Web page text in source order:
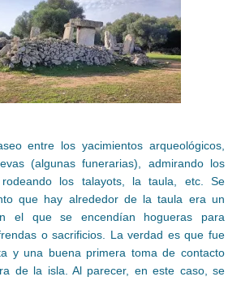
entre los yacimientos arqueológicos,
(algunas funerarias), admirando los
los talayots, la taula, etc. Se
que hay alrededor de la taula era un
el que se encendían hogueras para
o sacrificios. La verdad es que fue
y una buena primera toma de contacto
de la isla. Al parecer, en este caso, se